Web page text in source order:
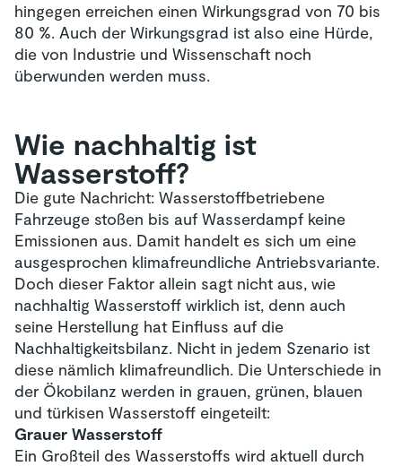
hingegen erreichen einen Wirkungsgrad von 70 bis
80 %. Auch der Wirkungsgrad ist also eine Hürde,
die von Industrie und Wissenschaft noch
überwunden werden muss.
Wie nachhaltig ist
Wasserstoff?
Die gute Nachricht: Wasserstoffbetriebene
Fahrzeuge stoßen bis auf Wasserdampf keine
Emissionen aus. Damit handelt es sich um eine
ausgesprochen klimafreundliche Antriebsvariante.
Doch dieser Faktor allein sagt nicht aus, wie
nachhaltig Wasserstoff wirklich ist, denn auch
seine Herstellung hat Einfluss auf die
Nachhaltigkeitsbilanz. Nicht in jedem Szenario ist
diese nämlich klimafreundlich. Die Unterschiede in
der Ökobilanz werden in grauen, grünen, blauen
und türkisen Wasserstoff eingeteilt:
Grauer Wasserstoff
Ein Großteil des Wasserstoffs wird aktuell durch